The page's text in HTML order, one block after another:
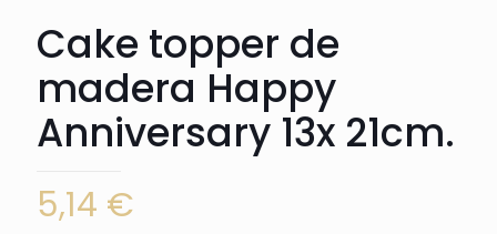
Cake topper de
madera Happy
Anniversary 13x 21cm.
5,14 €